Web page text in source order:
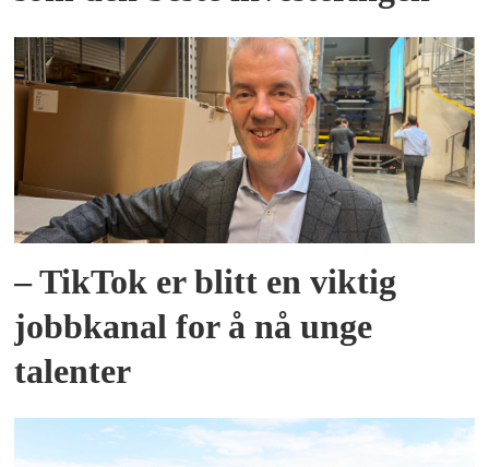
– TikTok er blitt en viktig
jobbkanal for å nå unge
talenter